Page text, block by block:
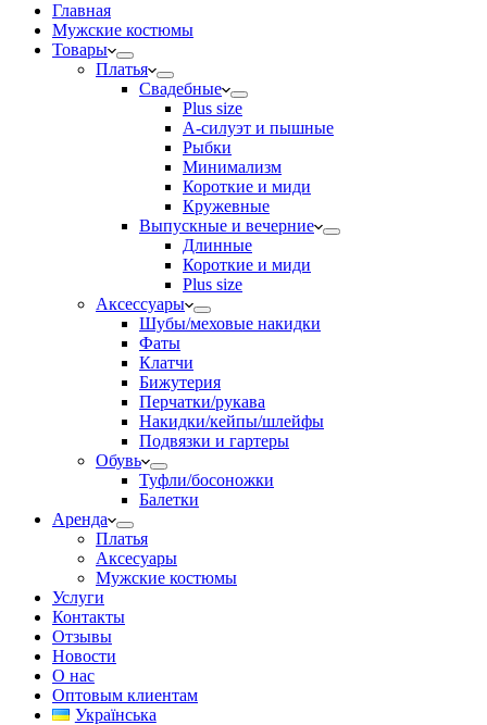
Главная
Мужские костюмы
Товары
Платья
Свадебные
Plus size
А-силуэт и пышные
Рыбки
Минимализм
Короткие и миди
Кружевные
Выпускные и вечерние
Длинные
Короткие и миди
Plus size
Аксессуары
Шубы/меховые накидки
Фаты
Клатчи
Бижутерия
Перчатки/рукава
Накидки/кейпы/шлейфы
Подвязки и гартеры
Обувь
Туфли/босоножки
Балетки
Аренда
Платья
Аксесуары
Мужские костюмы
Услуги
Контакты
Отзывы
Новости
О нас
Оптовым клиентам
Українська